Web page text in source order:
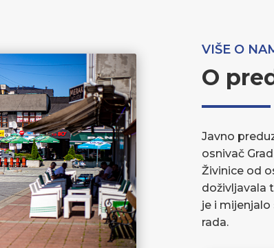
VIŠE O
O
Javno
osnivač
Živinice od
doživljavala
je i
rada.